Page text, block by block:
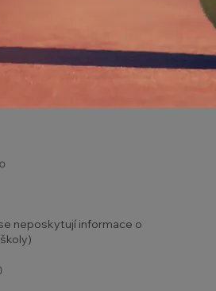
neposkytují informace o